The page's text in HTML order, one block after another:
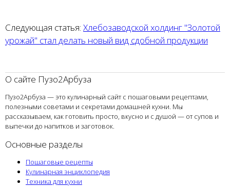
Следующая статья: Хлебозаводской холдинг "Золотой
урожай" стал делать новый вид сдобной продукции
О сайте Пузо2Арбуза
Пузо2Арбуза — это кулинарный сайт с пошаговыми рецептами,
полезными советами и секретами домашней кухни. Мы
рассказываем, как готовить просто, вкусно и с душой — от супов и
выпечки до напитков и заготовок.
Основные разделы
Пошаговые рецепты
Кулинарная энциклопедия
Техника для кухни